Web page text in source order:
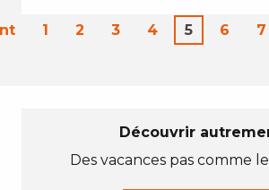
1 2 3 4 5 6 7
Découvrir
Des vacances pas comme